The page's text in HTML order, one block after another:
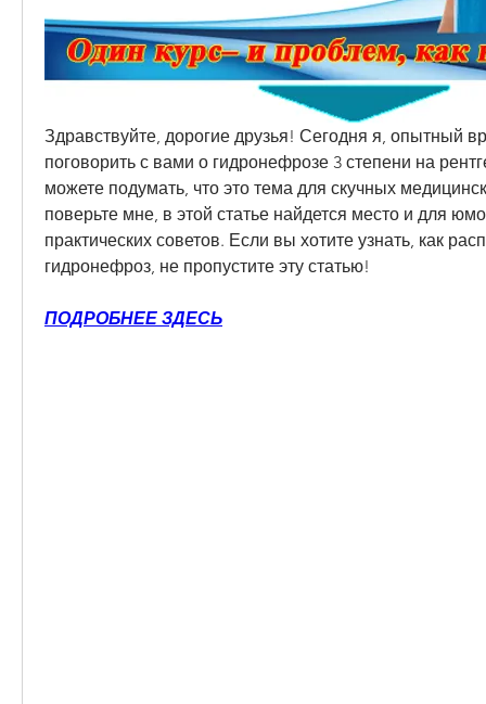
Здравствуйте, дорогие друзья! Сегодня я, опытный
поговорить с вами о гидронефрозе 3 степени на
можете подумать, что это тема для скучных
поверьте мне, в этой статье найдется место и для
практических советов. Если вы хотите узнать, как
гидронефроз, не пропустите эту статью!
ПОДРОБНЕЕ ЗДЕСЬ